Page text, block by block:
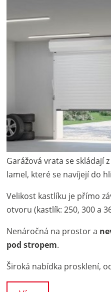
Garážová vrata se skládají
lamel, které se navíjejí do
Velikost kastlíku je přímo
otvoru (kastlík: 250, 300 a
Nenáročná na prostor a
pod stropem.
Široká nabídka prosklení,